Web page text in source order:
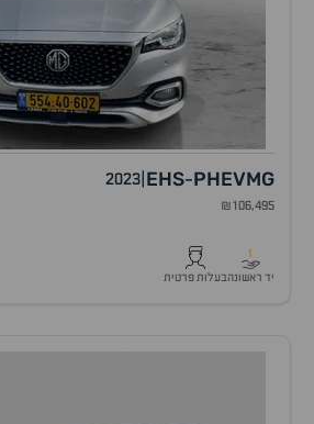
MG
EHS-PHEV
2023
₪106,495
1
יד ראשונהבעלות פרטית